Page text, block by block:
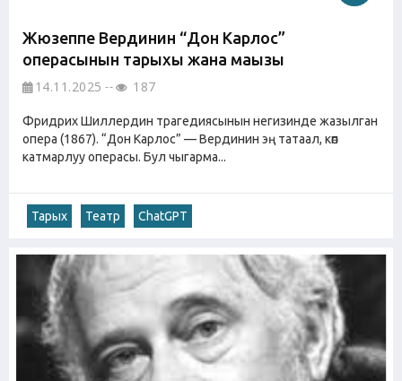
Жюзеппе Вердинин “Дон Карлос”
операсынын тарыхы жана маңызы
14.11.2025 187
Фридрих Шиллердин трагедиясынын негизинде жазылган
опера (1867). “Дон Карлос” — Вердинин эң татаал, көп
катмарлуу операсы. Бул чыгарма...
Тарых Театр ChatGPT